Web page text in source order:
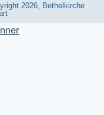
2026, Bethelkirche